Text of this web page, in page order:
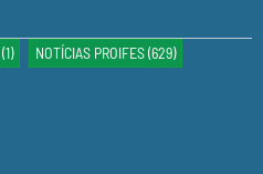
(1) NOTÍCIAS PROIFES(629)